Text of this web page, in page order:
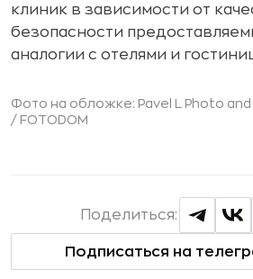
клиник в зависимости от
безопасности
аналогии с отелями и
Фото на обложке: Pavel L Photo
/ FOTODOM
Подписаться на
Поделиться: